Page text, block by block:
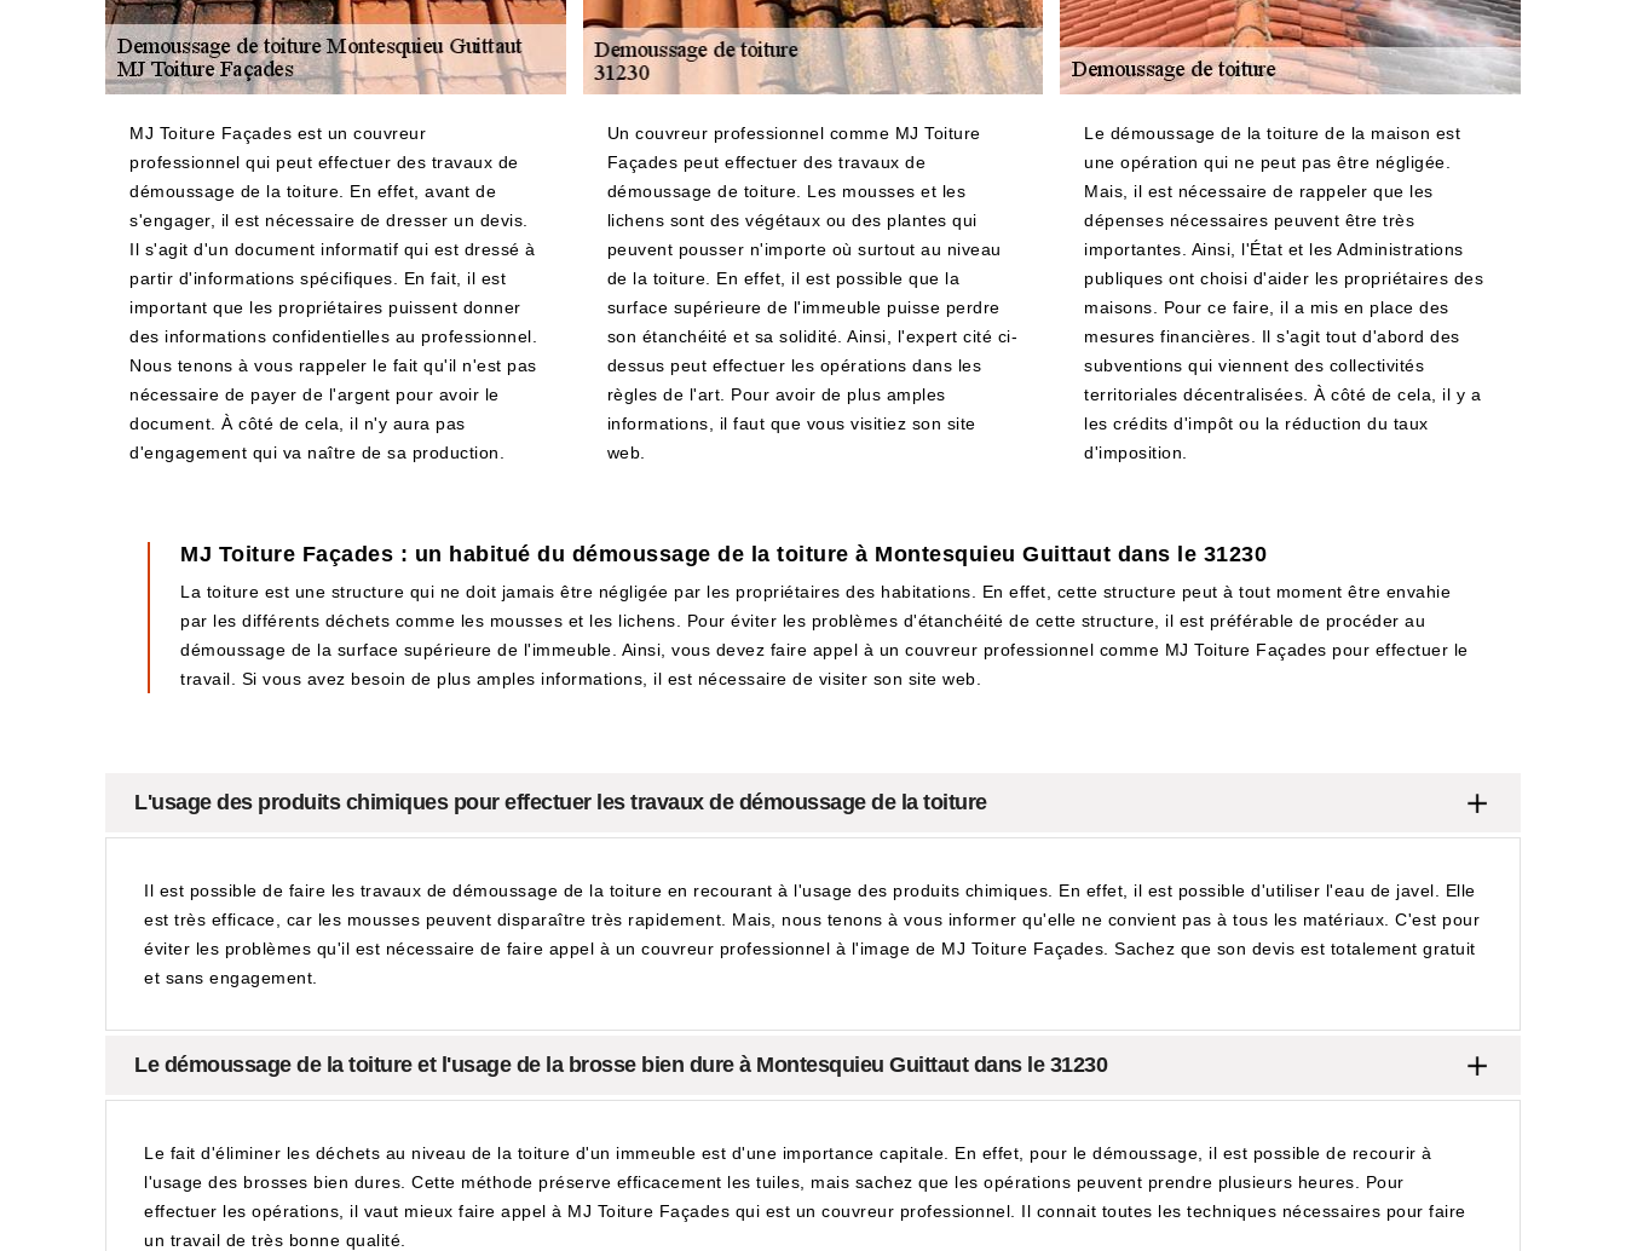
MJ Toiture Façades est un couvreur
professionnel qui peut effectuer des travaux de
démoussage de la toiture. En effet, avant de
s'engager, il est nécessaire de dresser un devis.
Il s'agit d'un document informatif qui est dressé à
partir d'informations spécifiques. En fait, il est
important que les propriétaires puissent donner
des informations confidentielles au professionnel.
Nous tenons à vous rappeler le fait qu'il n'est pas
nécessaire de payer de l'argent pour avoir le
document. À côté de cela, il n'y aura pas
d'engagement qui va naître de sa production.
Un couvreur professionnel comme MJ Toiture
Façades peut effectuer des travaux de
démoussage de toiture. Les mousses et les
lichens sont des végétaux ou des plantes qui
peuvent pousser n'importe où surtout au niveau
de la toiture. En effet, il est possible que la
surface supérieure de l'immeuble puisse perdre
son étanchéité et sa solidité. Ainsi, l'expert cité ci-
dessus peut effectuer les opérations dans les
règles de l'art. Pour avoir de plus amples
informations, il faut que vous visitiez son site
web.
Le démoussage de la toiture de la maison est
une opération qui ne peut pas être négligée.
Mais, il est nécessaire de rappeler que les
dépenses nécessaires peuvent être très
importantes. Ainsi, l'État et les Administrations
publiques ont choisi d'aider les propriétaires des
maisons. Pour ce faire, il a mis en place des
mesures financières. Il s'agit tout d'abord des
subventions qui viennent des collectivités
territoriales décentralisées. À côté de cela, il y a
les crédits d'impôt ou la réduction du taux
d'imposition.
MJ Toiture Façades : un habitué du démoussage de la toiture à Montesquieu Guittaut dans le 31230
La toiture est une structure qui ne doit jamais être négligée par les propriétaires des habitations. En effet, cette structure peut à tout moment être envahie
par les différents déchets comme les mousses et les lichens. Pour éviter les problèmes d'étanchéité de cette structure, il est préférable de procéder au
démoussage de la surface supérieure de l'immeuble. Ainsi, vous devez faire appel à un couvreur professionnel comme MJ Toiture Façades pour effectuer le
travail. Si vous avez besoin de plus amples informations, il est nécessaire de visiter son site web.
L'usage des produits chimiques pour effectuer les travaux de démoussage de la toiture
Il est possible de faire les travaux de démoussage de la toiture en recourant à l'usage des produits chimiques. En effet, il est possible d'utiliser l'eau de javel. Elle
est très efficace, car les mousses peuvent disparaître très rapidement. Mais, nous tenons à vous informer qu'elle ne convient pas à tous les matériaux. C'est pour
éviter les problèmes qu'il est nécessaire de faire appel à un couvreur professionnel à l'image de MJ Toiture Façades. Sachez que son devis est totalement gratuit
et sans engagement.
Le démoussage de la toiture et l'usage de la brosse bien dure à Montesquieu Guittaut dans le 31230
Le fait d'éliminer les déchets au niveau de la toiture d'un immeuble est d'une importance capitale. En effet, pour le démoussage, il est possible de recourir à
l'usage des brosses bien dures. Cette méthode préserve efficacement les tuiles, mais sachez que les opérations peuvent prendre plusieurs heures. Pour
effectuer les opérations, il vaut mieux faire appel à MJ Toiture Façades qui est un couvreur professionnel. Il connait toutes les techniques nécessaires pour faire
un travail de très bonne qualité.